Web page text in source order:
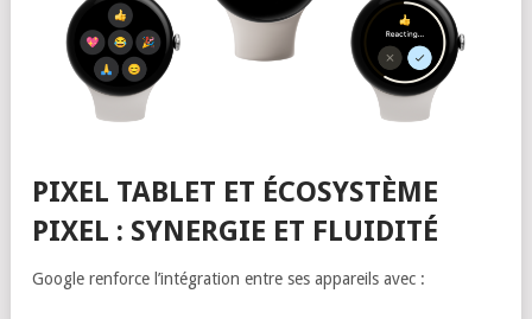
PIXEL TABLET ET ÉCOSYSTÈME
PIXEL : SYNERGIE ET FLUIDITÉ
Google renforce l’intégration entre ses appareils avec :